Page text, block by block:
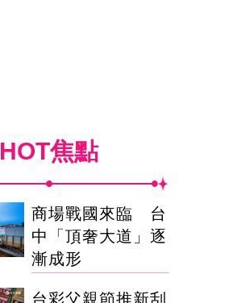
HOT焦點
商場戰國來臨 台
中「頂奢大道」逐
漸成形
台彩父親節推新刮